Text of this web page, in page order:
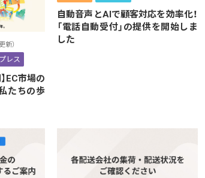
新）
プレス
EC市場の
たちの歩
自動音声とAIで顧客対応を効率化！
「電話自動受付」の提供を開始しま
した